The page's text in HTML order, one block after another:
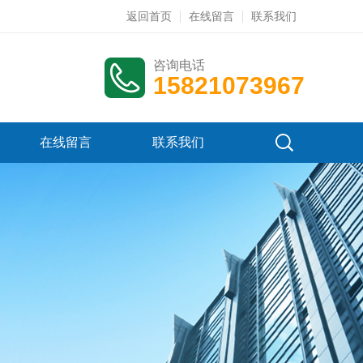
返回首页 在线留言 联系我们
咨询电话
15821073967
在线留言 联系我们